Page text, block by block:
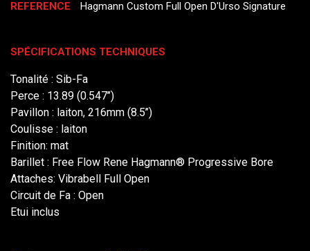
REFERENCE Hagmann Custom Full Open D'Urso Signature
SPÉCIFICATIONS TECHNIQUES
Tonalité : Sib-Fa
Perce : 13.89 (0.547’’)
Pavillon : laiton, 216mm (8.5’’)
Coulisse : laiton
Finition: mat
Barillet : Free Flow Rene Hagmann® Progressive Bore
Attaches: Vibrabell Full Open
Circuit de Fa : Open
Etui inclus